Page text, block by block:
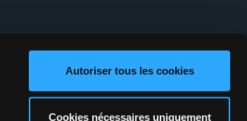
Autoriser tous les cookies
Cookies nécessaires uniquement